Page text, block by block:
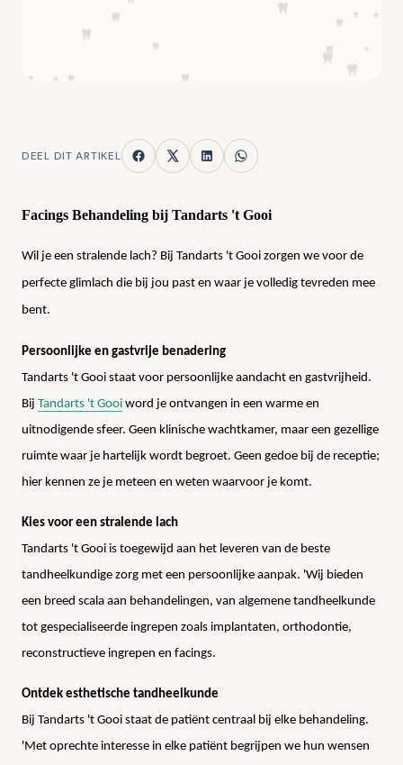
DEEL DIT ARTIKEL
Facings Behandeling bij Tandarts 't Gooi
Wil je een stralende lach? Bij Tandarts 't Gooi zorgen we voor de
perfecte glimlach die bij jou past en waar je volledig tevreden mee
bent.
Persoonlijke en gastvrije benadering
Tandarts 't Gooi staat voor persoonlijke aandacht en gastvrijheid.
Bij Tandarts 't Gooi word je ontvangen in een warme en
uitnodigende sfeer. Geen klinische wachtkamer, maar een gezellige
ruimte waar je hartelijk wordt begroet. Geen gedoe bij de receptie;
hier kennen ze je meteen en weten waarvoor je komt.
Kies voor een stralende lach
Tandarts 't Gooi is toegewijd aan het leveren van de beste
tandheelkundige zorg met een persoonlijke aanpak. 'Wij bieden
een breed scala aan behandelingen, van algemene tandheelkunde
tot gespecialiseerde ingrepen zoals implantaten, orthodontie,
reconstructieve ingrepen en facings.
Ontdek esthetische tandheelkunde
Bij Tandarts 't Gooi staat de patiënt centraal bij elke behandeling.
'Met oprechte interesse in elke patiënt begrijpen we hun wensen